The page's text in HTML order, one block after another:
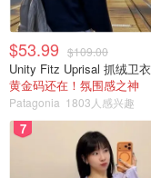
$53.99 $109.00
Unity Fitz Uprisal 抓绒卫衣
黄金码还在！氛围感之神
Patagonia 1803人感兴趣
7